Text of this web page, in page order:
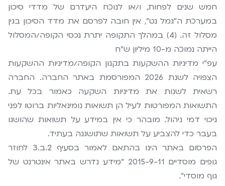
חמש שנים לפחות, ו/או לנוכח היעדרם של מדדי סיכון
במערכת ה"גמל נט", אין חובה לפרסם את מדד הסיכון בגין
מסלול זה. (4) במהלך התקופה יתרת נכסי הקופה/המסלול
הייתה נמוכה מ-10 מיליון ש"ח
עפ"י מדיניות ההשקעות בתקנון הקופה/מדיניות ההשקעות
הצפויה לשנת 2026 המפורסמת באתר החברה. החברה
רשאית לשנות את מדיניות השקעה כאמור בכל עת.
התשואות המפורטות לעיל הן תשואות נומינאליות ברוטו לפני
ניכוי דמי ניהול. מובהר כי אין במידע על תשואות שהושגו
בעבר כדי להצביע על תשואות שתושגנה בעתיד.
הפרסום באתר הינו בהתאם לאמור בסעיף 2.ב.3 לחוזר
גופים מוסדיים 2015-9-11 "מידע נדרש באתר אינטרנט של
גוף מוסדי".